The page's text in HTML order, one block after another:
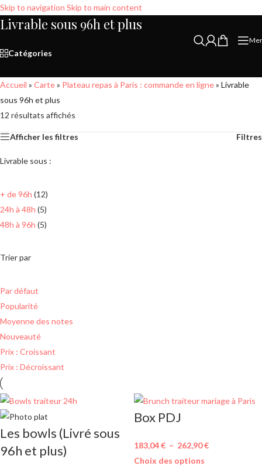
Skip to navigation Skip to main content
Livrable sous 96h et plus
Catégories
Accueil » Carte» Plateau repas à Paris : commande en ligne» Livrable
sous 96h et plus
12 résultats affichés
Afficher les filtres Filtres
Livrable sous :
+ de 96h (12)
24h à 48h (5)
48h à 96h (5)
Trier par
Par défaut
Popularité
Moyenne des notes
Nouveauté
Prix : Croissant
Prix : Décroissant
Les bowls (Livré sous
96h et plus)
Box PDJ
183,04€ – 262,90€
Choix des options